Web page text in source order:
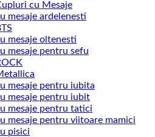
cu Mesaje
mesaje ardelenesti
mesaje oltenesti
mesaje pentru sefu
mesaje pentru iubita
mesaje pentru iubit
mesaje pentru tatici
mesaje pentru viitoare mamici
pisici